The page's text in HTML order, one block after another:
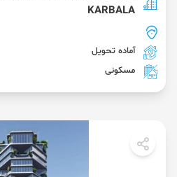
KARBALA
آماده تحویل
مسکونی